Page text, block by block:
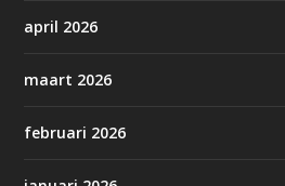
april 2026
maart 2026
februari 2026